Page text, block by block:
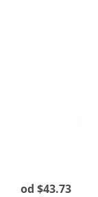
od $43.73